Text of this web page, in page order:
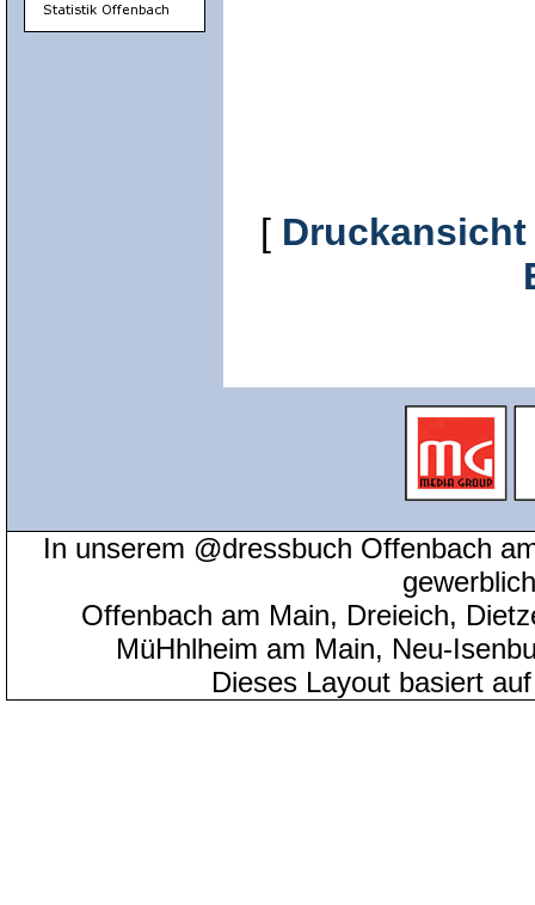
[ Druckansicht
In unserem @dressbuch Offenbach
Offenbach am Main, Dreieich,
MüHhlheim am Main, Neu-
Dieses Layout basiert